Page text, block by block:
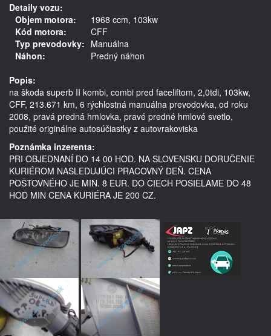
Detaily vozu:
Objem motora:
1968 ccm, 103kw
Kód motora:
CFF
Typ prevodovky: Manuálna
Náhon:
Predný náhon
Popis:
na škoda superb II kombi, combi pred faceliftom, 2,0tdi, 103kw,
CFF, 213.671 km, 6 rýchlostná manuálna prevodovka, od roku
2008, pravá predná hmlovka, pravé predné hmlové svetlo,
Poznámka inzerenta:
PRI OBJEDNANÍ DO 14 00 HOD. NA SLOVENSKU DORUČENIE
KURIÉROM NASLEDUJÚCI PRACOVNÝ DEŇ. CENA
POŠTOVNÉHO JE MIN. 8 EUR. DO ČIECH POSIELAME DO 48
HOD MIN CENA KURIÉRA JE 200 CZ.